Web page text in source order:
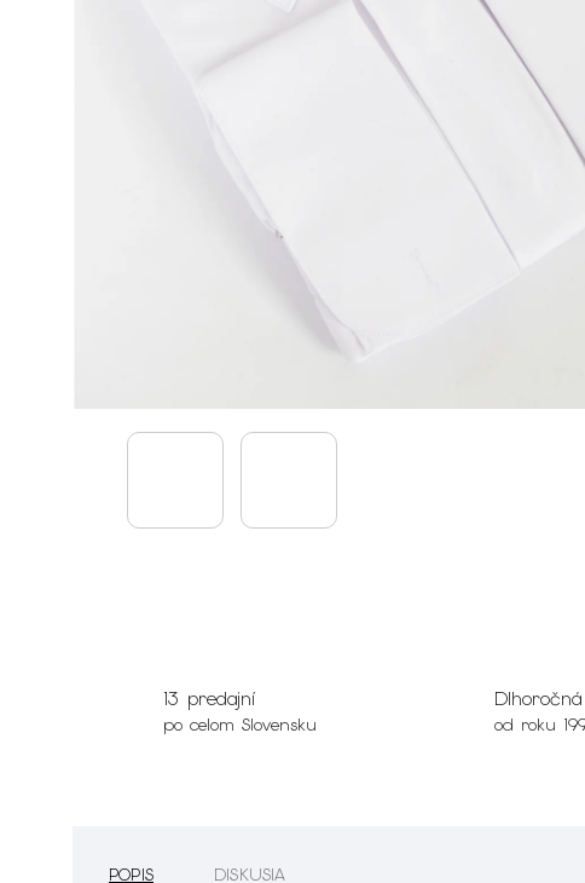
13 predajní
po celom Slovensku od roku
POPIS DISKUSIA